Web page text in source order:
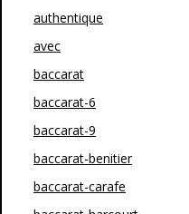
authentique
avec
baccarat
baccarat-6
baccarat-9
baccarat-benitier
baccarat-carafe